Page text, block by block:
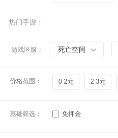
热门手游：
游戏区服： 死亡空间
价格范围： 0-2元 2-3元
基础筛选： 免押金